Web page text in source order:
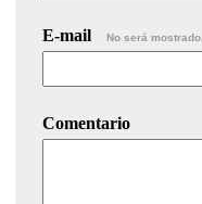
E-mail No será mostrado.
Comentario